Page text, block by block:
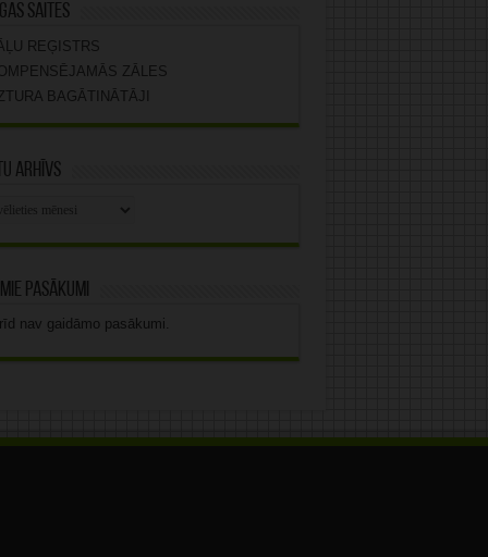
saites
REĢISTRS
ZĀLES
BAGĀTINĀTĀJI
arhīvs
pasākumi
nav gaidāmo pasākumi.